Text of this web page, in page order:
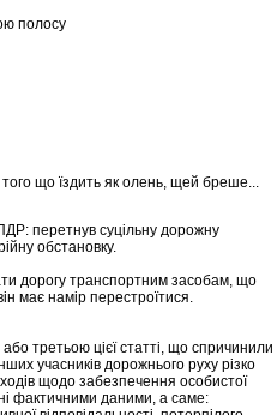
полосу
що їздить як олень, щей бреше...
перетнув суцільну дорожну
обстановку.
дорогу транспортним засобам, що
має намір перестроїтися.
третьою цієї статті, що спричинили
учасників дорожнього руху різко
щодо забезпечення особистої
фактичними даними, а саме: